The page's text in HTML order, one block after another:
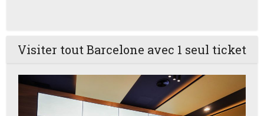
Visiter tout Barcelone avec 1 seul ticket